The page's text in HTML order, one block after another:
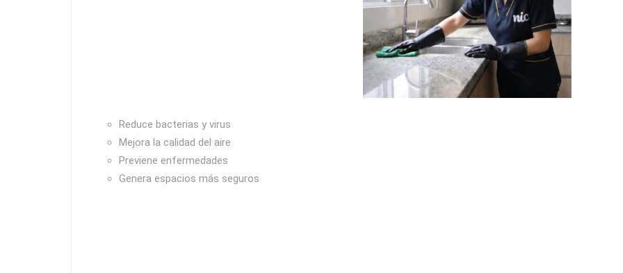
Reduce bacterias y virus
Mejora la calidad del aire
Previene enfermedades
Genera espacios más seguros